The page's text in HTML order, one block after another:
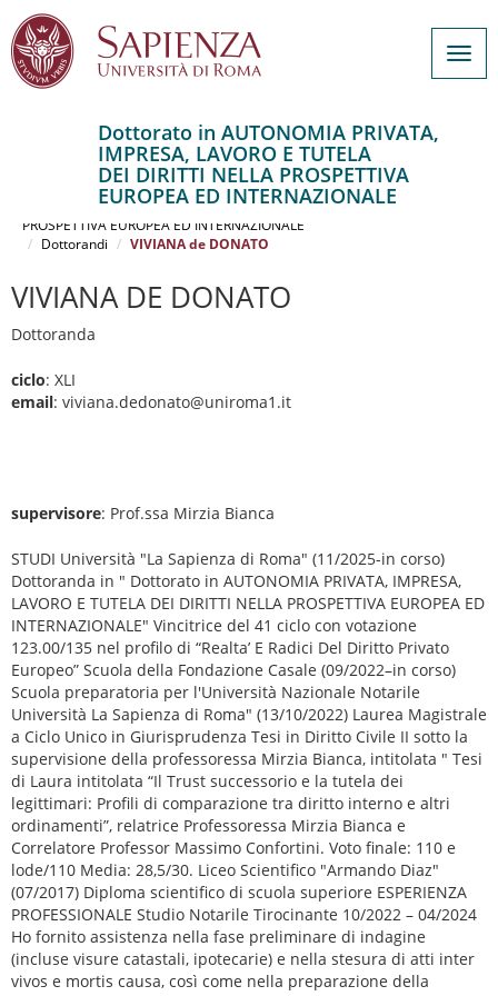
principale
Dottorato in AUTONOMIA PRIVATA,
IMPRESA, LAVORO E TUTELA
DEI DIRITTI NELLA PROSPETTIVA
EUROPEA ED INTERNAZIONALE
AUTONOMIA PRIVATA, IMPRESA, LAVORO E TUTELA DEI DIRITTI NELLA
PROSPETTIVA EUROPEA ED INTERNAZIONALE
Dottorandi
VIVIANA de DONATO
VIVIANA DE DONATO
Dottoranda
ciclo: XLI
email: viviana.dedonato@uniroma1.it
supervisore: Prof.ssa Mirzia Bianca
STUDI Università "La Sapienza di Roma" (11/2025-in corso)
Dottoranda in " Dottorato in AUTONOMIA PRIVATA, IMPRESA,
LAVORO E TUTELA DEI DIRITTI NELLA PROSPETTIVA EUROPEA ED
INTERNAZIONALE" Vincitrice del 41 ciclo con votazione
123.00/135 nel profilo di “Realta’ E Radici Del Diritto Privato
Europeo” Scuola della Fondazione Casale (09/2022–in corso)
Scuola preparatoria per l'Università Nazionale Notarile
Università La Sapienza di Roma" (13/10/2022) Laurea Magistrale
a Ciclo Unico in Giurisprudenza Tesi in Diritto Civile II sotto la
supervisione della professoressa Mirzia Bianca, intitolata " Tesi
di Laura intitolata “Il Trust successorio e la tutela dei
legittimari: Profili di comparazione tra diritto interno e altri
ordinamenti”, relatrice Professoressa Mirzia Bianca e
Correlatore Professor Massimo Confortini. Voto finale: 110 e
lode/110 Media: 28,5/30. Liceo Scientifico "Armando Diaz"
(07/2017) Diploma scientifico di scuola superiore ESPERIENZA
PROFESSIONALE Studio Notarile Tirocinante 10/2022 – 04/2024
Ho fornito assistenza nella fase preliminare di indagine
(incluse visure catastali, ipotecarie) e nella stesura di atti inter
vivos e mortis causa, così come nella preparazione della